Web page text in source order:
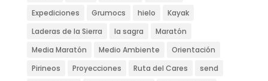
Expediciones
Grumocs hielo
Kayak
Laderas de la Sierra
la sagra
Maratón
Media Maratón
Medio Ambiente
Orientación
Pirineos
Proyecciones Ruta del Cares
send